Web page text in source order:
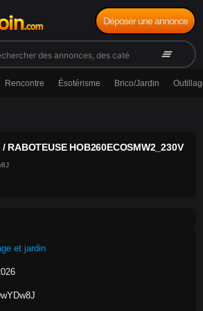
clear_all
Déposer une annonce
Rencontre Ésotérisme Brico/Jardin
/ RABOTEUSE HOB260ECOSMW2_230V
et jardin